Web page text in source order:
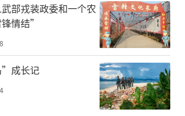
部戎装政委和一个农
情结”
”成长记